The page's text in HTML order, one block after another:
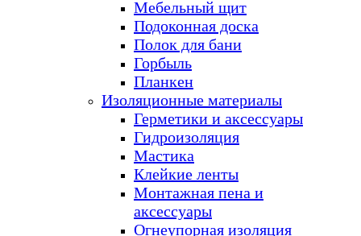
Мебельный щит
Подоконная доска
Полок для бани
Горбыль
Планкен
Изоляционные материалы
Герметики и аксессуары
Гидроизоляция
Мастика
Клейкие ленты
Монтажная пена и
аксессуары
Огнеупорная изоляция